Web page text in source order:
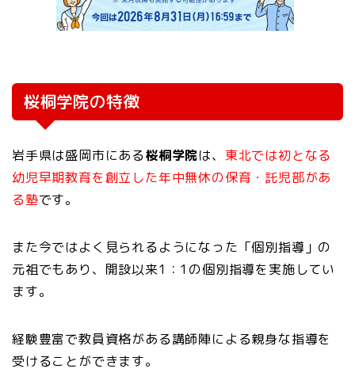
桜桐学院の特徴
岩手県は盛岡市にある桜桐学院は、 東北では初となる
幼児早期教育を創立した年中無休の保育・託児部があ
る塾です。
また今ではよく見られるようになった「個別指導」の
元祖でもあり、開設以来1：1の個別指導を実施してい
ます。
経験豊富で教員資格がある講師陣による親身な指導を
受けることができます。